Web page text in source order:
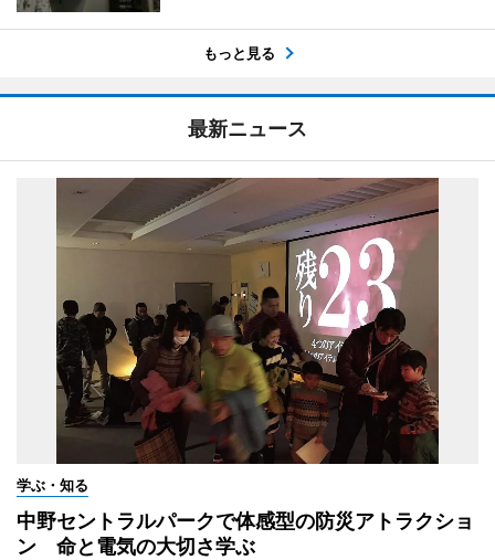
もっと見る
最新ニュース
学ぶ・知る
中野セントラルパークで体感型の防災アトラクショ
ン 命と電気の大切さ学ぶ